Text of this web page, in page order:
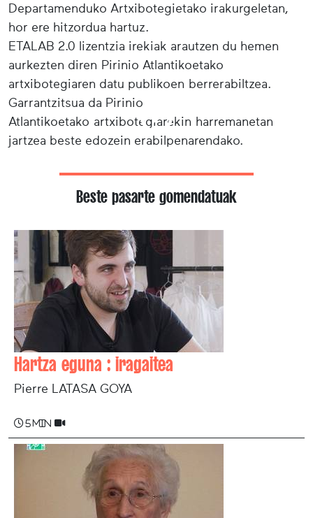
Departamenduko Artxibotegietako irakurgeletan,
hor ere hitzordua hartuz.
ETALAB 2.0 lizentzia irekiak arautzen du hemen
aurkezten diren Pirinio Atlantikoetako
artxibotegiaren datu publikoen berrerabiltzea.
Garrantzitsua da Pirinio
Atlantikoetako artxibotegiarekin harremanetan
jartzea beste edozein erabilpenarendako.
Beste pasarte gomendatuak
Hartza eguna : iragaitea
Pierre LATASA GOYA
5 min